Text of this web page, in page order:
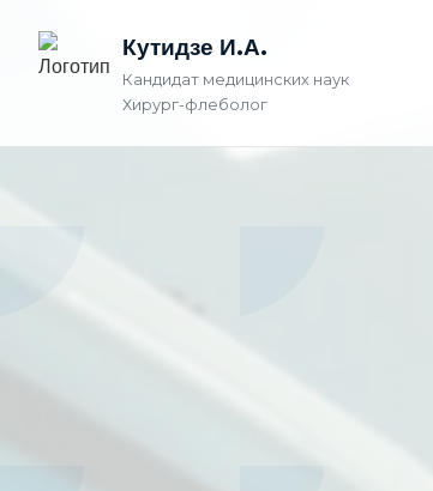
Кутидзе И.А.
Кандидат медицинских наук
Хирург-флеболог